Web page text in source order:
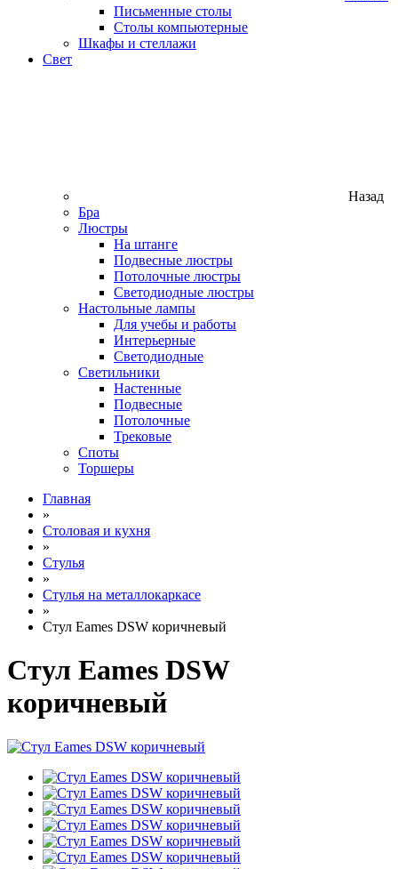
Письменные столы
Столы компьютерные
Шкафы и стеллажи
Свет
Назад
Бра
Люстры
На штанге
Подвесные люстры
Потолочные люстры
Светодиодные люстры
Настольные лампы
Для учебы и работы
Интерьерные
Светодиодные
Светильники
Настенные
Подвесные
Потолочные
Трековые
Споты
Торшеры
Главная
»
Столовая и кухня
»
Стулья
»
Стулья на металлокаркасе
»
Стул Eames DSW коричневый
Стул Eames DSW
коричневый